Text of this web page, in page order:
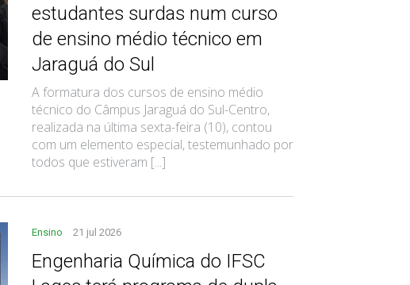
estudantes surdas num curso
de ensino médio técnico em
Jaraguá do Sul
A formatura dos cursos de ensino médio
técnico do Câmpus Jaraguá do Sul-Centro,
realizada na última sexta-feira (10), contou
com um elemento especial, testemunhado por
todos que estiveram [...]
Ensino 21 jul 2026
Engenharia Química do IFSC